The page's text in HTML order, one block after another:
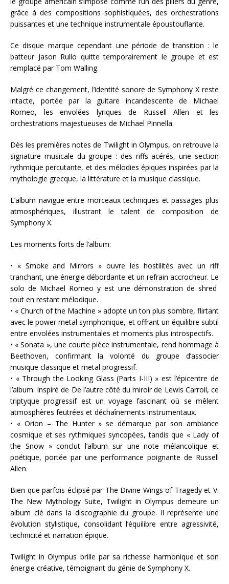
grâce à des compositions sophistiquées, des orchestrations
puissantes et une technique instrumentale époustouflante.
Ce disque marque cependant une période de transition : le
batteur Jason Rullo quitte temporairement le groupe et est
remplacé par Tom Walling.
Malgré ce changement, l’identité sonore de Symphony X reste
intacte, portée par la guitare incandescente de Michael
Romeo, les envolées lyriques de Russell Allen et les
orchestrations majestueuses de Michael Pinnella.
Dès les premières notes de Twilight in Olympus, on retrouve la
signature musicale du groupe : des riffs acérés, une section
rythmique percutante, et des mélodies épiques inspirées par la
mythologie grecque, la littérature et la musique classique.
L’album navigue entre morceaux techniques et passages plus
atmosphériques, illustrant le talent de composition de
Symphony X.
Les moments forts de l’album:
• « Smoke and Mirrors » ouvre les hostilités avec un riff
tranchant, une énergie débordante et un refrain accrocheur. Le
solo de Michael Romeo y est une démonstration de shred
tout en restant mélodique.
• « Church of the Machine » adopte un ton plus sombre, flirtant
avec le power metal symphonique, et offrant un équilibre subtil
entre envolées instrumentales et moments plus introspectifs.
• « Sonata », une courte pièce instrumentale, rend hommage à
Beethoven, confirmant la volonté du groupe d’associer
musique classique et metal progressif.
• « Through the Looking Glass (Parts I-III) » est l’épicentre de
l’album. Inspiré de De l’autre côté du miroir de Lewis Carroll, ce
triptyque progressif est un voyage fascinant où se mêlent
atmosphères feutrées et déchaînements instrumentaux.
• « Orion – The Hunter » se démarque par son ambiance
cosmique et ses rythmiques syncopées, tandis que « Lady of
the Snow » conclut l’album sur une note mélancolique et
poétique, portée par une performance poignante de Russell
Allen.
Bien que parfois éclipsé par The Divine Wings of Tragedy et V:
The New Mythology Suite, Twilight in Olympus demeure un
album clé dans la discographie du groupe. Il représente une
évolution stylistique, consolidant l’équilibre entre agressivité,
technicité et narration épique.
Twilight in Olympus brille par sa richesse harmonique et son
énergie créative, témoignant du génie de Symphony X.